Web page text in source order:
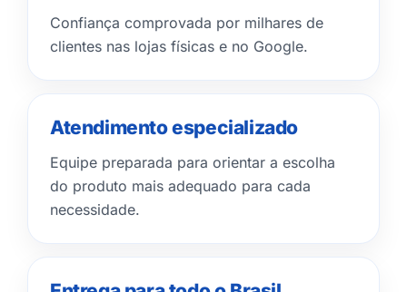
Confiança comprovada por milhares de
clientes nas lojas físicas e no Google.
Atendimento especializado
Equipe preparada para orientar a escolha
do produto mais adequado para cada
necessidade.